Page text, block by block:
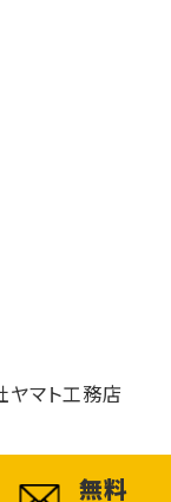
無料
マト工務店